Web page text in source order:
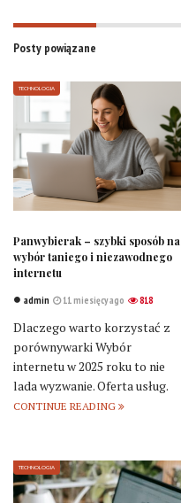
Posty powiązane
TECHNOLOGIA
Panwybierak – szybki sposób na
wybór taniego i niezawodnego
internetu
admin 11 miesięcy ago 818
Dlaczego warto korzystać z
porównywarki Wybór
internetu w 2025 roku to nie
lada wyzwanie. Oferta usług.
CONTINUE READING
TECHNOLOGIA